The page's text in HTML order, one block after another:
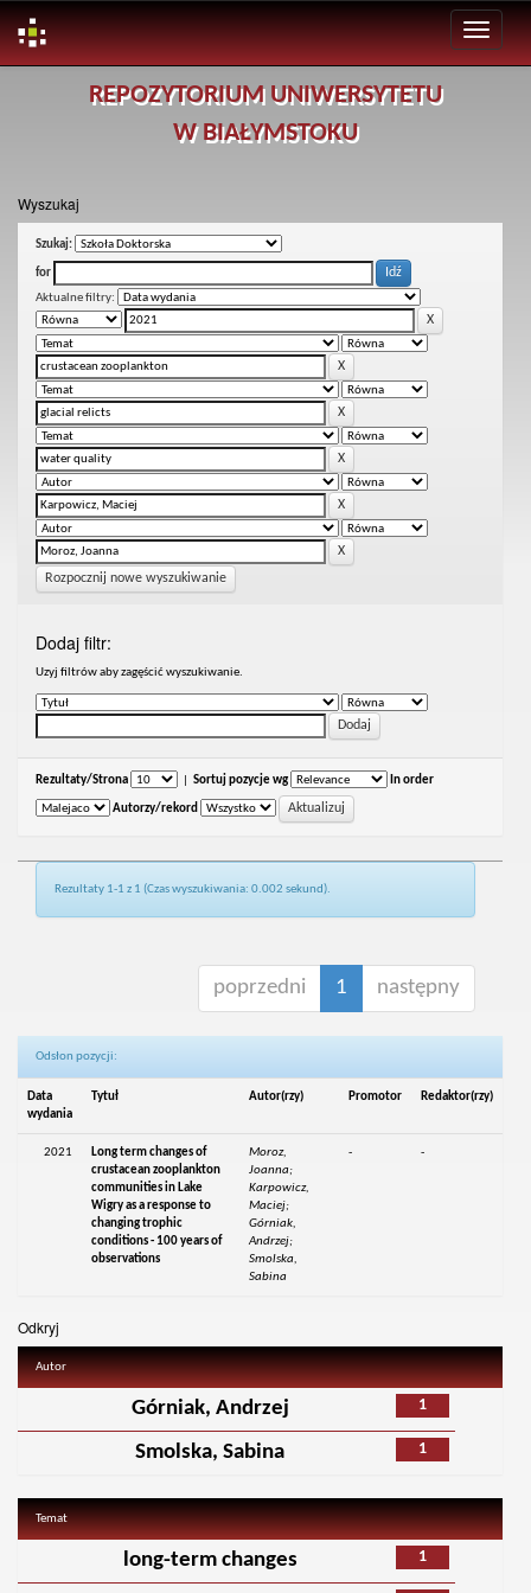
REPOZYTORIUM UNIWERSYTETU
W BIAŁYMSTOKU
Wyszukaj
Szukaj:
for
Aktualne filtry:
Rozpocznij nowe wyszukiwanie
Dodaj filtr:
Uzyj filtrów aby zagęścić wyszukiwanie.
Rezultaty/Strona Sortuj pozycje wg In order
Autorzy/rekord
Rezultaty 1-1 z 1 (Czas wyszukiwania: 0.002 sekund).
poprzedni 1 następny
Odsłon pozycji:
Data
wydania
Tytuł Autor(rzy) Promotor Redaktor(rzy)
2021
Long term changes of
crustacean zooplankton
communities in Lake
Wigry as a response to
changing trophic
conditions - 100 years of
observations
Moroz,
Joanna;
Karpowicz,
Maciej;
Górniak,
Andrzej;
Smolska,
Sabina
- -
Odkryj
Autor
1
Górniak, Andrzej
1
Smolska, Sabina
Temat
1
long-term changes